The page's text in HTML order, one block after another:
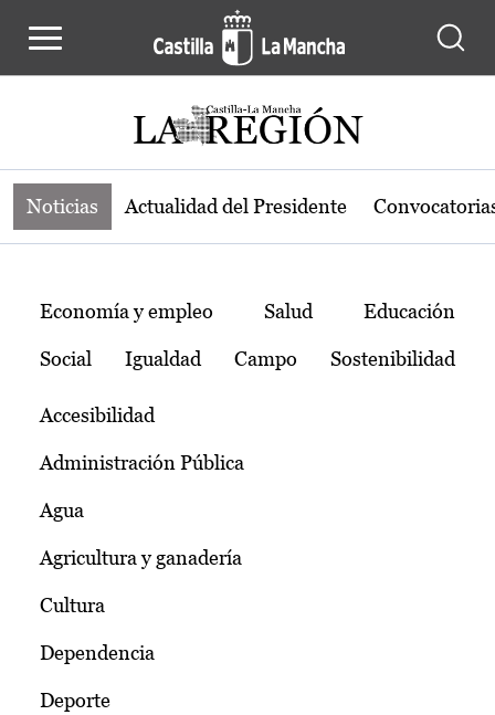
Noticias de la región de Castilla-La
Noticias Actualidad del Presidente
Temas
Economía y empleo Salud Educación
Social Igualdad Campo Sostenibilidad
Accesibilidad
Administración Pública
Agua
Agricultura y ganadería
Cultura
Dependencia
Deporte